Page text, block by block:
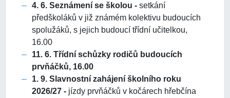
4. 6. Seznámení se školou - setkání
předškoláků v již známém kolektivu budoucích
spolužáků, s jejich budoucí třídní učitelkou,
16.00
11. 6. Třídní schůzky rodičů budoucích
prvňáčků, 16.00
1. 9. Slavnostní zahájení školního roku
2026/27 - jízdy prvňáčků v kočárech hřebčína